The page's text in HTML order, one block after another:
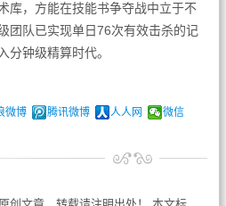
库，方能在技能书争夺战中立于不
团队已实现单日76次有效击杀的记
分钟级精算时代。
微博 腾讯微博 人人网 微信